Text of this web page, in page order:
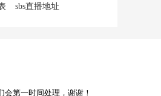
sbs直播地址
第一时间处理，谢谢！